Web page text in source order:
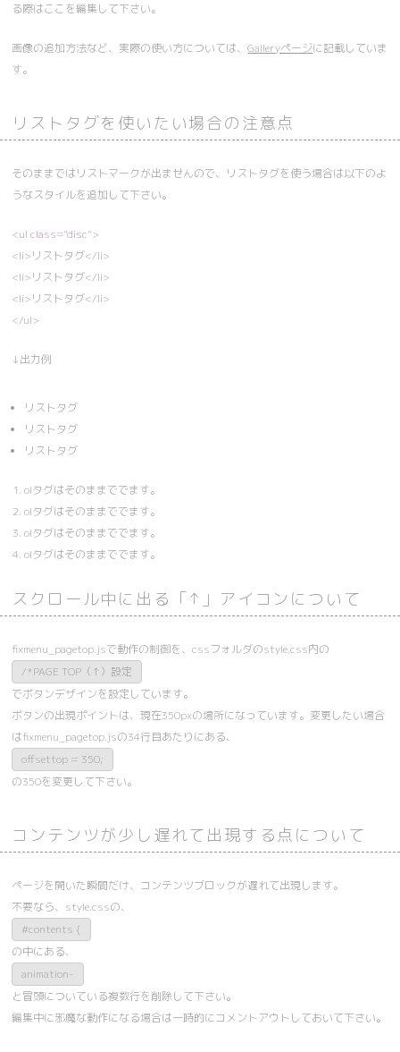
る際はここを編集して下さい。
画像の追加方法など、実際の使い方については、Galleryページに記載していま
す。
リストタグを使いたい場合の注意点
そのままではリストマークが出ませんので、リストタグを使う場合は以下のよ
うなスタイルを追加して下さい。
<ulclass="disc">
<li>リストタグ</li>
<li>リストタグ</li>
<li>リストタグ</li>
</ul>
↓出力例
リストタグ
リストタグ
リストタグ
olタグはそのままででます。
olタグはそのままででます。
olタグはそのままででます。
olタグはそのままででます。
スクロール中に出る「↑」アイコンについて
fixmenu_pagetop.jsで動作の制御を、cssフォルダのstyle.css内の
/*PAGE TOP（↑）設定
でボタンデザインを設定しています。
ボタンの出現ポイントは、現在350pxの場所になっています。変更したい場合
はfixmenu_pagetop.jsの34行目あたりにある、
offsettop = 350;
の350を変更して下さい。
コンテンツが少し遅れて出現する点について
ページを開いた瞬間だけ、コンテンツブロックが遅れて出現します。
不要なら、style.cssの、
#contents {
の中にある、
animation-
と冒頭についている複数行を削除して下さい。
編集中に邪魔な動作になる場合は一時的にコメントアウトしておいて下さい。